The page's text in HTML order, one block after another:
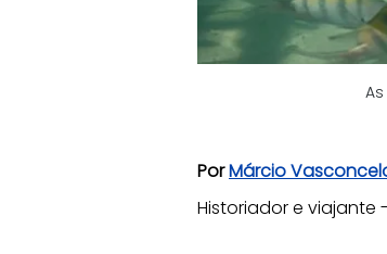
PorMárcio
Historiador e viajante -